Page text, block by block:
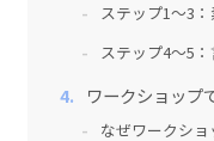
ステップ1〜3
ステップ4〜5
ワークショップ
なぜワークシ